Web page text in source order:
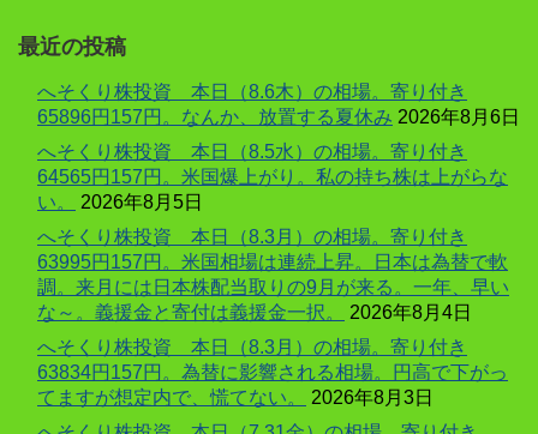
最近の投稿
へそくり株投資 本日（8.6木）の相場。寄り付き
65896円157円。なんか、放置する夏休み 2026年8月6日
へそくり株投資 本日（8.5水）の相場。寄り付き
64565円157円。米国爆上がり。私の持ち株は上がらな
い。
2026年8月5日
へそくり株投資 本日（8.3月）の相場。寄り付き
63995円157円。米国相場は連続上昇。日本は為替で軟
調。来月には日本株配当取りの9月が来る。一年、早い
な～。義援金と寄付は義援金一択。
2026年8月4日
へそくり株投資 本日（8.3月）の相場。寄り付き
63834円157円。為替に影響される相場。円高で下がっ
てますが想定内で、慌てない。
2026年8月3日